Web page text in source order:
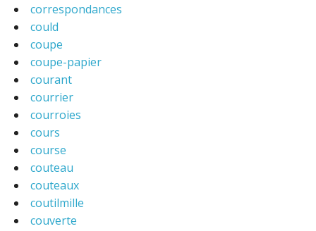
correspondances
could
coupe
coupe-papier
courant
courrier
courroies
cours
course
couteau
couteaux
coutilmille
couverte